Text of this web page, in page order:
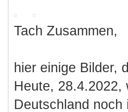
Tach Zusammen,
hier einige Bilder,
Heute, 28.4.2022,
Deutschland noch